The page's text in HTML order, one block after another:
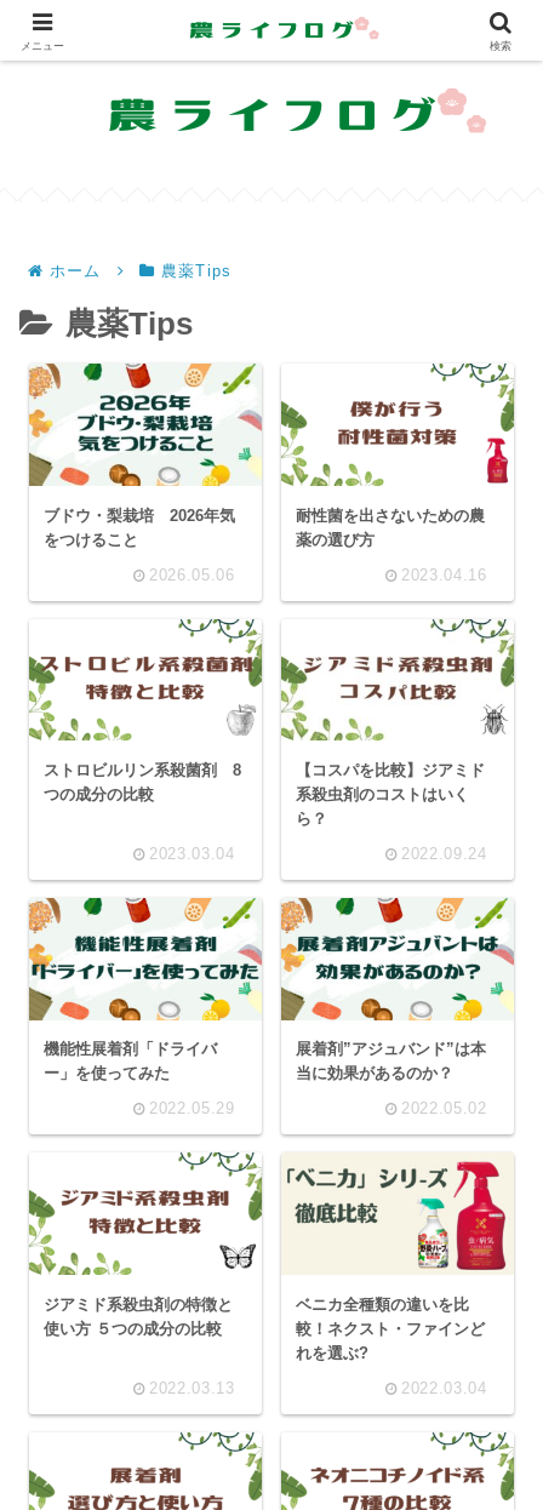
農業を共に学び、共に楽しむサイト
ホーム 農薬Tips
農薬Tips
ブドウ・梨栽培 2026年気
をつけること
2026.05.06
耐性菌を出さないための農
薬の選び方
2023.04.16
ストロビルリン系殺菌剤 8
つの成分の比較
2023.03.04
【コスパを比較】ジアミド
系殺虫剤のコストはいく
ら？
2022.09.24
機能性展着剤「ドライバ
ー」を使ってみた
2022.05.29
展着剤”アジュバンド”は本
当に効果があるのか？
2022.05.02
ジアミド系殺虫剤の特徴と
使い方 ５つの成分の比較
2022.03.13
ベニカ全種類の違いを比
較！ネクスト・ファインど
れを選ぶ?
2022.03.04
メニュー 検索